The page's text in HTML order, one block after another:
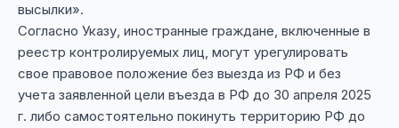
высылки».
Согласно Указу, иностранные граждане, включенные в
реестр контролируемых лиц, могут урегулировать
свое правовое положение без выезда из РФ и без
учета заявленной цели въезда в РФ до 30 апреля 2025
г. либо самостоятельно покинуть территорию РФ до